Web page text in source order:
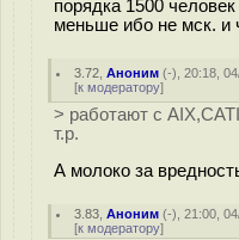
порядка 1500
меньше ибо не мск. и
3.72 ,Аноним (-), 20:18,
[к модератору]
> работают с
т.р.
А молоко за
3.83 ,Аноним (-), 21:00,
[к модератору]